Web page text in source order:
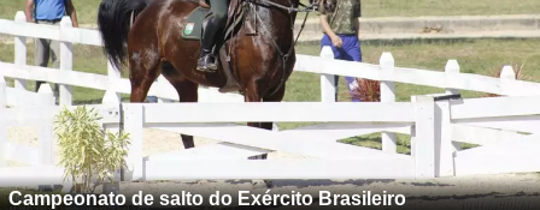
Campeonato de salto do Exército Brasileiro